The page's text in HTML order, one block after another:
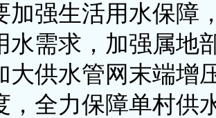
加强生活用水保障
水需求，加强属地
大供水管网末端增
，全力保障单村供